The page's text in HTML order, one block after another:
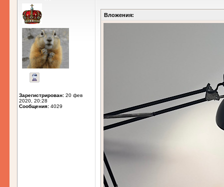
Зарегистрирован: 20 фев
2020, 20:28
Сообщения: 4029
Вложения: